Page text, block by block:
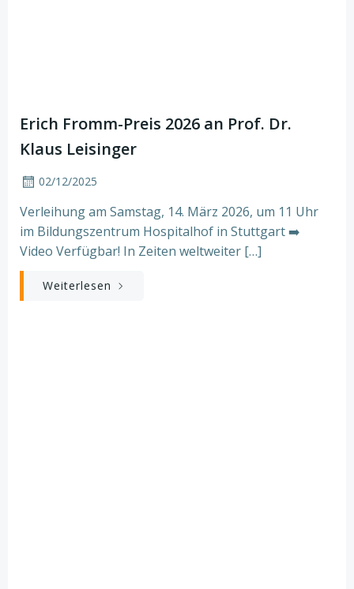
Erich Fromm-Preis 2026 an Prof. Dr.
Klaus Leisinger
02/12/2025
Verleihung am Samstag, 14. März 2026, um 11 Uhr
im Bildungszentrum Hospitalhof in Stuttgart ➡️
Video Verfügbar! In Zeiten weltweiter […]
Weiterlesen